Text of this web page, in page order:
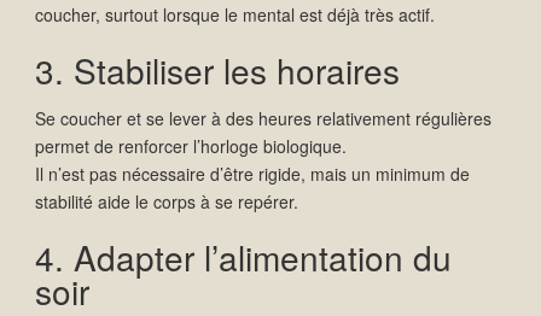
coucher, surtout lorsque le mental est déjà très actif.
3. Stabiliser les horaires
Se coucher et se lever à des heures relativement régulières
permet de renforcer l’horloge biologique.
Il n’est pas nécessaire d’être rigide, mais un minimum de
stabilité aide le corps à se repérer.
4. Adapter l’alimentation du
soir